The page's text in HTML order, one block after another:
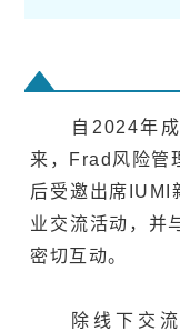
自2024年
来，Frad风险管
后受邀出席IUMI
业交流活动，并
密切互动。
除线下交